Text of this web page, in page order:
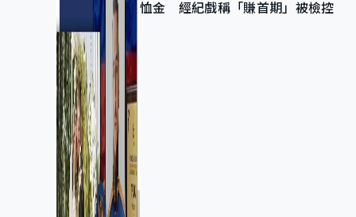
恤金 經紀戲稱「賺首期」被檢控